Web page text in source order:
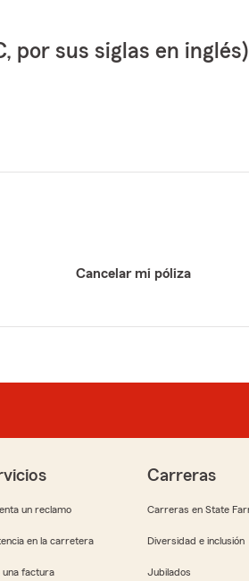
por sus siglas en inglés)
Cancelar mi póliza
un reclamo
en la carretera
una factura
Carreras
Carreras en State
Diversidad e inclusión
Jubilados